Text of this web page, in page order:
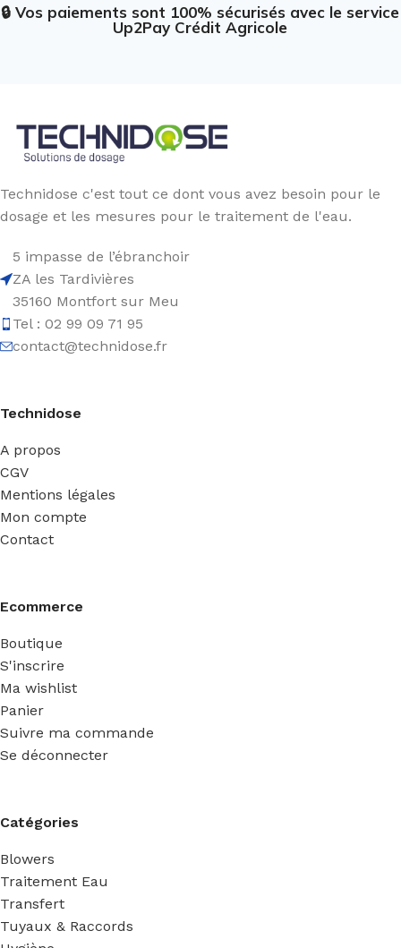
🔒 Vos paiements sont 100% sécurisés avec le service
Up2Pay Crédit Agricole
Technidose c'est tout ce dont vous avez besoin pour le
dosage et les mesures pour le traitement de l'eau.
5 impasse de l’ébranchoir
ZA les Tardivières
35160 Montfort sur Meu
Tel : 02 99 09 71 95
contact@technidose.fr
Technidose
A propos
CGV
Mentions légales
Mon compte
Contact
Ecommerce
Boutique
S'inscrire
Ma wishlist
Panier
Suivre ma commande
Se déconnecter
Catégories
Blowers
Traitement Eau
Transfert
Tuyaux & Raccords